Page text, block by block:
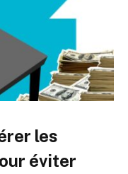
les
éviter